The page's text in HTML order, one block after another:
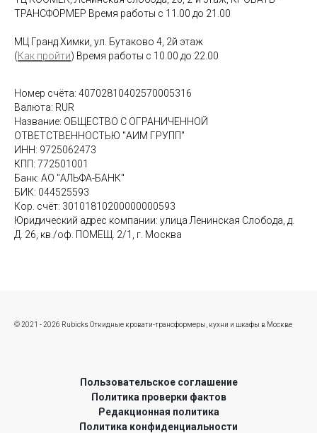
ТРАНСФОРМЕР Время работы с 11.00 до 21.00
МЦ Гранд Химки, ул. Бутаково 4, 2й этаж
(Как пройти) Время работы с 10.00 до 22.00
Номер счёта: 40702810402570005316
Валюта: RUR
Название: ОБЩЕСТВО С ОГРАНИЧЕННОЙ
ОТВЕТСТВЕННОСТЬЮ "АИМ ГРУПП"
ИНН: 9725062473
КПП: 772501001
Банк: АО "АЛЬФА-БАНК"
БИК: 044525593
Кор. счёт: 30101810200000000593
Юридический адрес компании: улица Ленинская Слобода, д.
Д. 26, кв./оф. ПОМЕЩ. 2/1, г. Москва
© 2021 - 2026 Rubicks Откидные кровати-трансформеры, кухни и шкафы в Москве
Пользовательское соглашение
Политика проверки фактов
Редакционная политика
Политика конфиденциальности